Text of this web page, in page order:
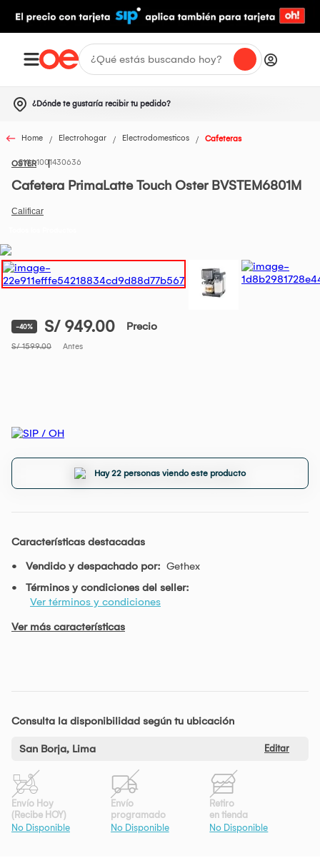
¿Dónde te gustaría recibir tu pedido?
Home Electrohogar Electrodomesticos Cafeteras
OSTER1001430636
Cafetera PrimaLatte Touch Oster BVSTEM6801M
-40% S/ 949.00 Precio
S/ 1599.00 Antes
Hay 22 personas viendo este producto
Características destacadas
Vendido y despachado por: Gethex
Términos y condiciones del seller:
Ver términos y condiciones
Ver más características
Consulta la disponibilidad según tu ubicación
San Borja, Lima Editar
Envío Hoy
(Recibe HOY)
No Disponible
Envío
programado
No Disponible
Retiro
en tienda
No Disponible